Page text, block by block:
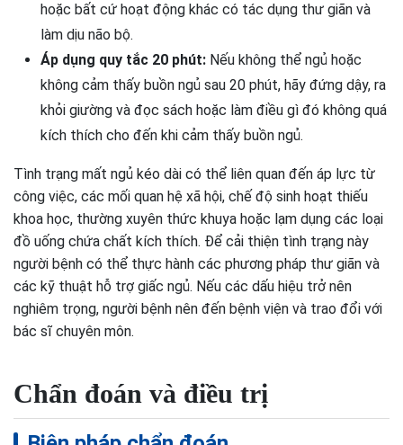
hoặc bất cứ hoạt động khác có tác dụng thư giãn và
làm dịu não bộ.
Áp dụng quy tắc 20 phút: Nếu không thể ngủ hoặc
không cảm thấy buồn ngủ sau 20 phút, hãy đứng dậy, ra
khỏi giường và đọc sách hoặc làm điều gì đó không quá
kích thích cho đến khi cảm thấy buồn ngủ.
Tình trạng mất ngủ kéo dài có thể liên quan đến áp lực từ
công việc, các mối quan hệ xã hội, chế độ sinh hoạt thiếu
khoa học, thường xuyên thức khuya hoặc lạm dụng các loại
đồ uống chứa chất kích thích. Để cải thiện tình trạng này
người bệnh có thể thực hành các phương pháp thư giãn và
các kỹ thuật hỗ trợ giấc ngủ. Nếu các dấu hiệu trở nên
nghiêm trọng, người bệnh nên đến bệnh viện và trao đổi với
bác sĩ chuyên môn.
Chẩn đoán và điều trị